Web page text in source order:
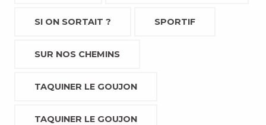
SI ON SORTAIT ? SPORTIF
SUR NOS CHEMINS
TAQUINER LE GOUJON
TAQUINER LE GOUJON